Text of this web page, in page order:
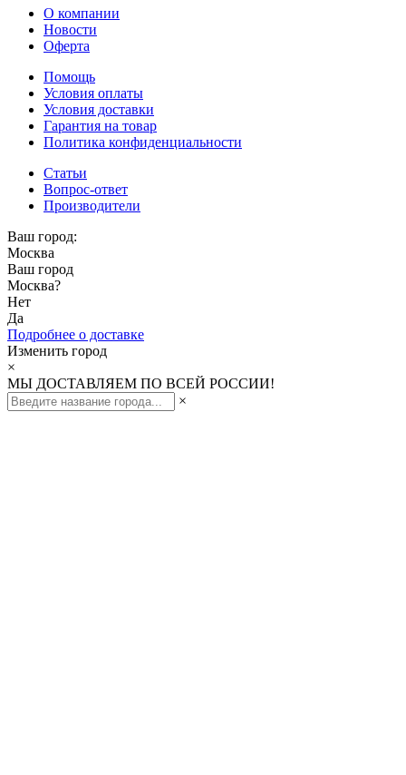
О компании
Новости
Оферта
Помощь
Условия оплаты
Условия доставки
Гарантия на товар
Политика конфиденциальности
Статьи
Вопрос-ответ
Производители
Ваш город:
Москва
Ваш город
Москва?
Нет
Да
Подробнее о доставке
Изменить город
×
МЫ ДОСТАВЛЯЕМ ПО ВСЕЙ РОССИИ!
×